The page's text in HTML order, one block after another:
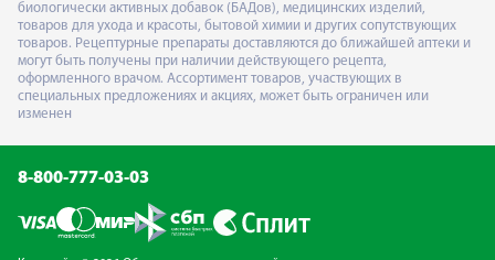
биологически активных добавок (БАДов), медицинских изделий,
товаров для ухода и красоты, бытовой химии и других сопутствующих
товаров. Рецептурные препараты доставляются до ближайшей аптеки и
могут быть получены при наличии действующего рецепта,
оформленного врачом. Ассортимент товаров, участвующих в
специальных предложениях и акциях, может быть ограничен или
изменен
8-800-777-03-03